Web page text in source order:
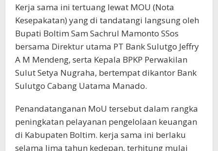
Kerja sama ini tertuang lewat MOU (Nota
Kesepakatan) yang di tandatangi langsung oleh
Bupati Boltim Sam Sachrul Mamonto SSos
bersama Direktur utama PT Bank Sulutgo Jeffry
A M Mendeng, serta Kepala BPKP Perwakilan
Sulut Setya Nugraha, bertempat dikantor Bank
Sulutgo Cabang Uatama Manado.
Penandatanganan MoU tersebut dalam rangka
peningkatan pelayanan pengelolaan keuangan
di Kabupaten Boltim. kerja sama ini berlaku
selama lima tahun kedepan, terhitung mulai